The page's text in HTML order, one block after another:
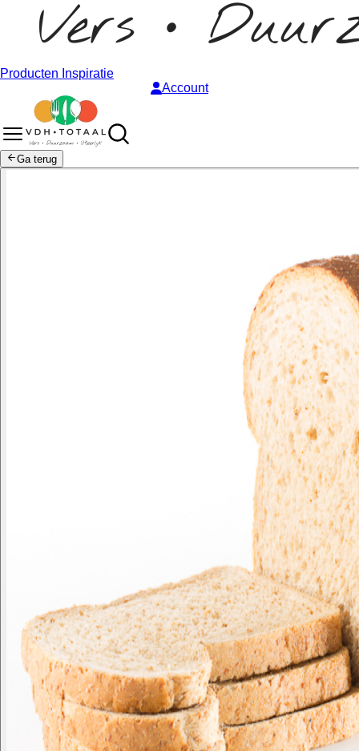
Producten Inspiratie
Account
Ga terug